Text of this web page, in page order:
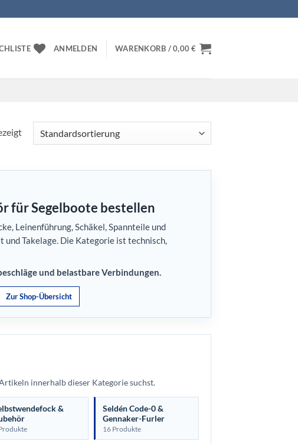
ANMELDEN WARENKORB /0,00€
für Segelboote bestellen
Leinenführung, Schäkel, Spannteile und
und Takelage. Die Kategorie ist technisch,
und belastbare Verbindungen.
Zur Shop-Übersicht
innerhalb dieser Kategorie suchst.
&
Seldén Code-0 &
Gennaker-Furler
16 Produkte